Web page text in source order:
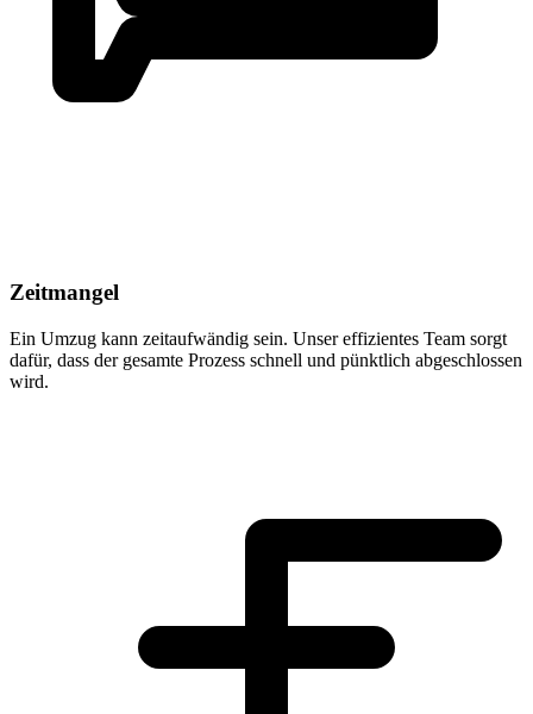
Zeitmangel
Ein Umzug kann zeitaufwändig sein. Unser effizientes Team sorgt
dafür, dass der gesamte Prozess schnell und pünktlich abgeschlossen
wird.